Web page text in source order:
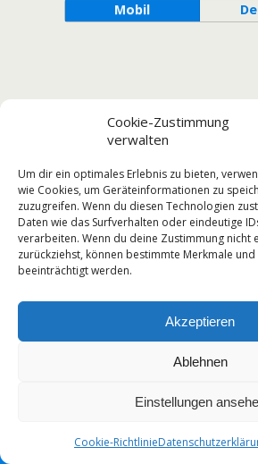
Cookie-Zustimmung
verwalten
Um dir ein optimales Erlebnis zu bieten,
wie Cookies, um Geräteinformationen zu
zuzugreifen. Wenn du diesen Technologien
Daten wie das Surfverhalten oder eindeutige
verarbeiten. Wenn du deine Zustimmung nicht
zurückziehst, können bestimmte Merkmale und
beeinträchtigt werden.
Akzeptieren
Ablehnen
Einstellungen
Cookie-Richtlinie
Mobil